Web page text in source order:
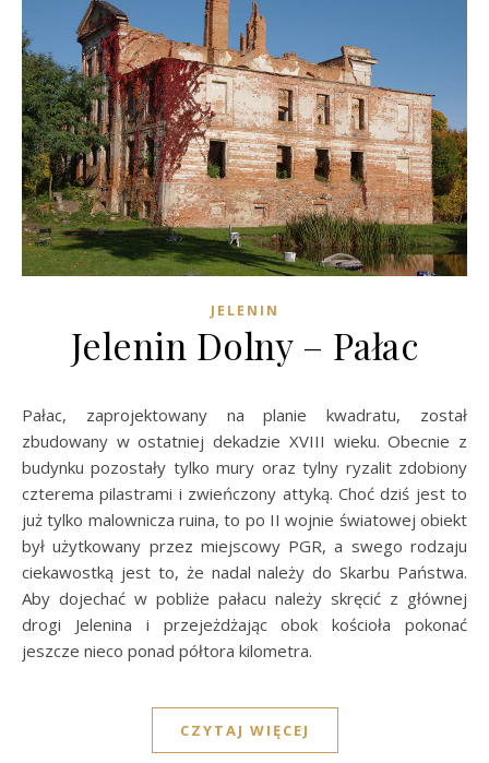
JELENIN
Jelenin Dolny – Pałac
Pałac, zaprojektowany na planie kwadratu, został
zbudowany w ostatniej dekadzie XVIII wieku. Obecnie z
budynku pozostały tylko mury oraz tylny ryzalit zdobiony
czterema pilastrami i zwieńczony attyką. Choć dziś jest to
już tylko malownicza ruina, to po II wojnie światowej obiekt
był użytkowany przez miejscowy PGR, a swego rodzaju
ciekawostką jest to, że nadal należy do Skarbu Państwa.
Aby dojechać w pobliże pałacu należy skręcić z głównej
drogi Jelenina i przejeżdżając obok kościoła pokonać
jeszcze nieco ponad półtora kilometra.
CZYTAJ WIĘCEJ